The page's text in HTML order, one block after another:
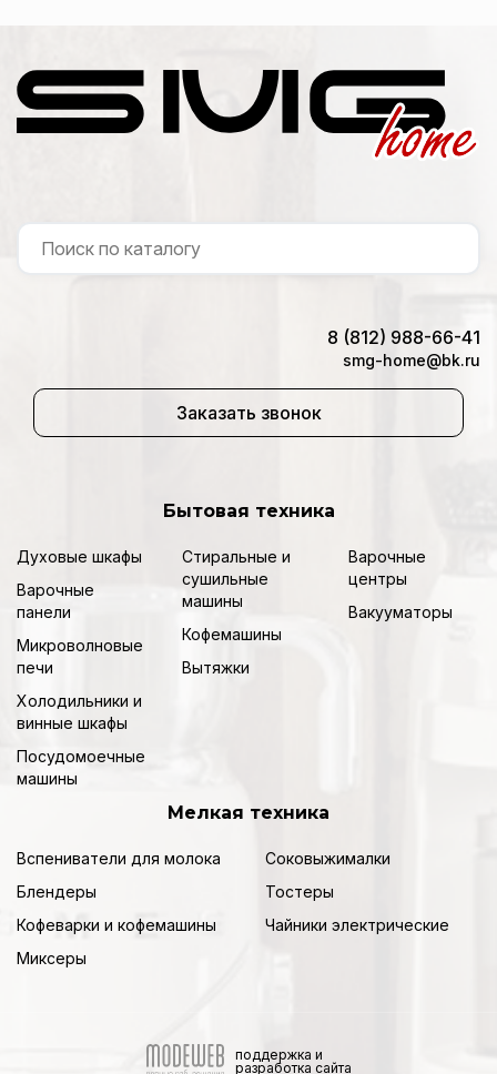
8 (812) 988-66-41
smg-home@bk.ru
Заказать звонок
Бытовая техника
Духовые шкафы
Варочные
панели
Микроволновые
печи
Холодильники и
винные шкафы
Посудомоечные
машины
Стиральные и
сушильные
машины
Кофемашины
Вытяжки
Варочные
центры
Вакууматоры
Мелкая техника
Вспениватели для молока
Блендеры
Кофеварки и кофемашины
Миксеры
Соковыжималки
Тостеры
Чайники электрические
поддержка и
разработка сайта